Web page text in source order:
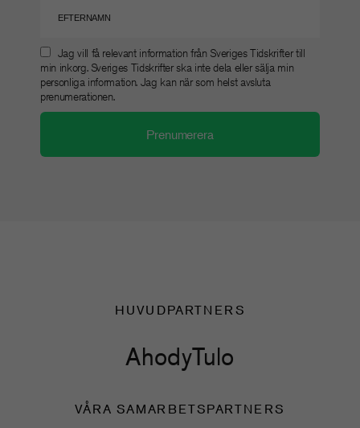
Jag vill få relevant information från Sveriges Tidskrifter till
min inkorg. Sveriges Tidskrifter ska inte dela eller sälja min
personliga information. Jag kan när som helst avsluta
prenumerationen.
HUVUDPARTNERS
AhodyTulo
VÅRA SAMARBETSPARTNERS